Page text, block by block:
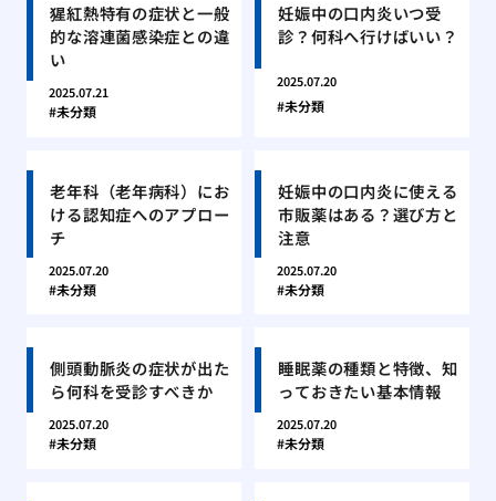
猩紅熱特有の症状と一般
的な溶連菌感染症との違
い
2025.07.21
未分類
妊娠中の口内炎いつ受
診？何科へ行けばいい？
2025.07.20
未分類
老年科（老年病科）にお
ける認知症へのアプロー
チ
2025.07.20
未分類
妊娠中の口内炎に使える
市販薬はある？選び方と
注意
2025.07.20
未分類
側頭動脈炎の症状が出た
ら何科を受診すべきか
2025.07.20
未分類
睡眠薬の種類と特徴、知
っておきたい基本情報
2025.07.20
未分類